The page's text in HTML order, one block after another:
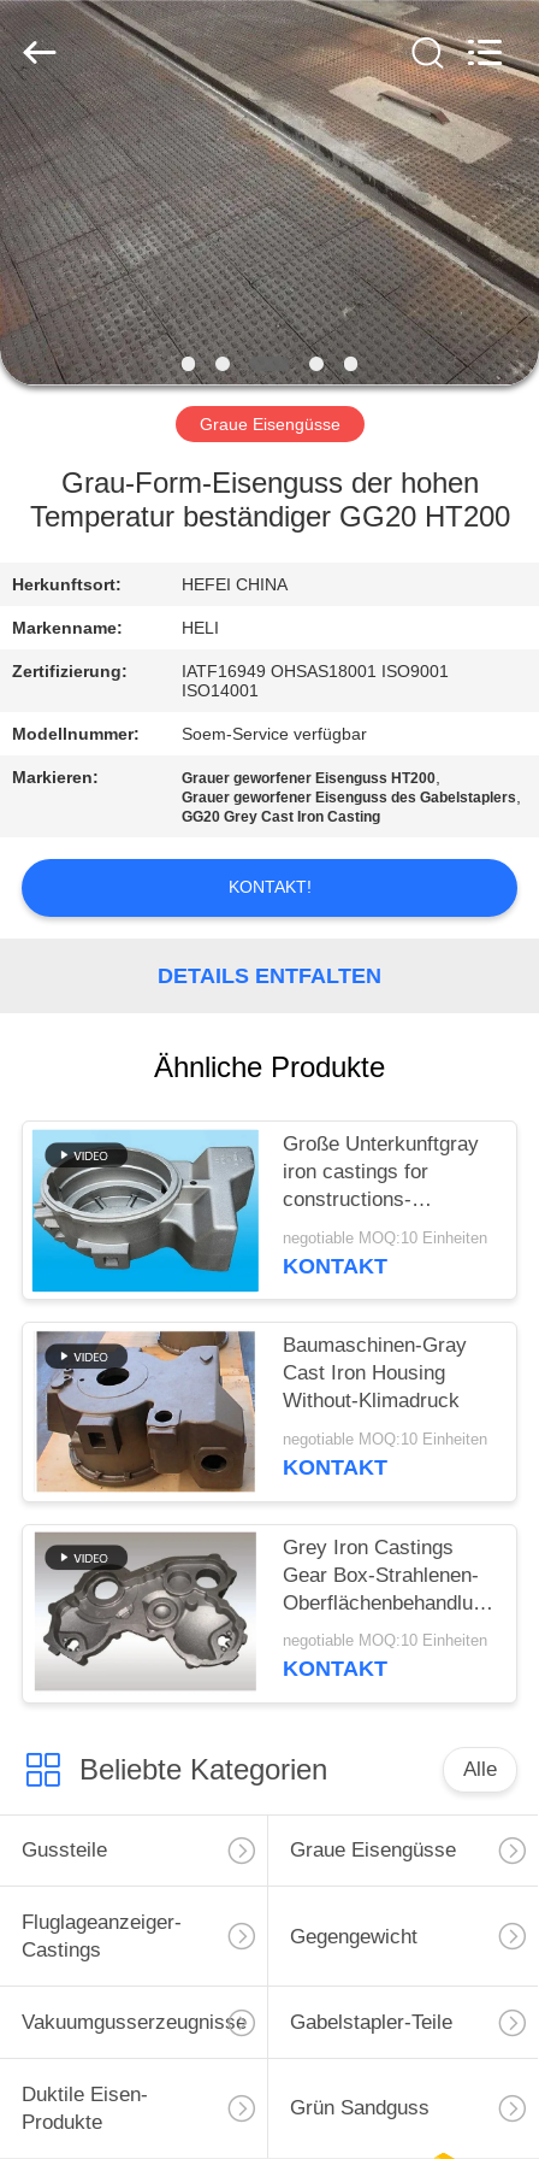
HAUS
PRODUKTE
ÜBER
UNS
FABRIK-
QUALITÄTSKONTROLLE
TRETEN
SIE
MIT
IN
VERBINDUNG
NACHRICHTEN
SITEMAP
PRIVACY
POLICY
&
Forging
Factory.
All
Rights
Reserved.
Developed
by
ECER
Graue Eisengüsse
Grau-Form-Eisenguss der hohen
Temperatur beständiger GG20 HT200
Herkunftsort: HEFEI CHINA
Markenname: HELI
Zertifizierung:
IATF16949 OHSAS18001 ISO9001
ISO14001
Modellnummer: Soem-Service verfügbar
Markieren: Grauer geworfener Eisenguss HT200,
Grauer geworfener Eisenguss des Gabelstaplers,
GG20 Grey Cast Iron Casting
KONTAKT!
DETAILS ENTFALTEN
Ähnliche Produkte
Große Unterkunftgray
iron castings for
constructions-
Maschinerie
negotiable MOQ:10 Einheiten
KONTAKT
Baumaschinen-Gray
Cast Iron Housing
Without-Klimadruck
negotiable MOQ:10 Einheiten
KONTAKT
Grey Iron Castings
Gear Box-Strahlenen-
Oberflächenbehandlungs-
genaue Größe
negotiable MOQ:10 Einheiten
KONTAKT
Beliebte Kategorien Alle
Gussteile Graue Eisengüsse
Fluglageanzeiger-
Castings
Gegengewicht
Vakuumgusserzeugnisse Gabelstapler-Teile
Duktile Eisen-
Produkte
Grün Sandguss